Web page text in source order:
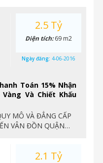
Toán 15% Nhận
Và Chiết Khấu
MÔ VÀ ĐẲNG CẤP
VÂN ĐỒN QUẬN…
2.5 Tỷ
Diện tích:69 m2
Ngày đăng: 4-06-2016
2.1 Tỷ